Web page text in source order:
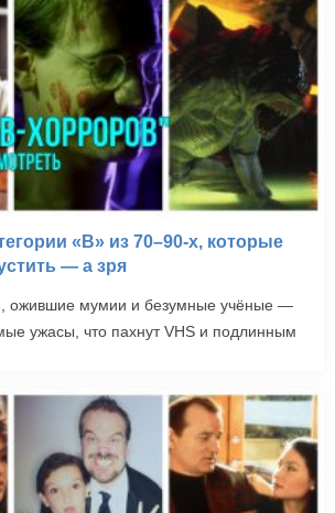
«B» из 70–90-х, которые
— а зря
ожившие мумии и безумные учёные —
ужасы, что пахнут VHS и подлинным